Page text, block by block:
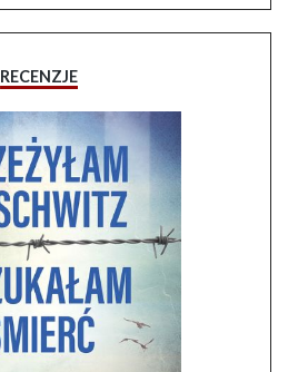
RECENZJE